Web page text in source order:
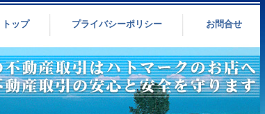
トップ プライバシーポリシー お問合せ